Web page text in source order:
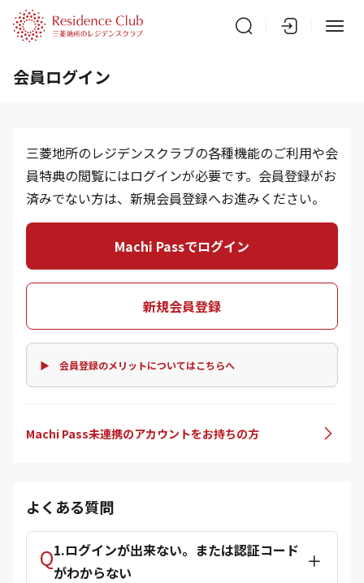
会員ログイン
三菱地所のレジデンスクラブの各種機能のご利用や会
員特典の閲覧にはログインが必要です。会員登録がお
済みでない方は、新規会員登録へお進みください。
Machi Passでログイン
新規会員登録
▶ 会員登録のメリットについてはこちらへ
Machi Pass未連携のアカウントをお持ちの方
よくある質問
1.ログインが出来ない。または認証コード
がわからない